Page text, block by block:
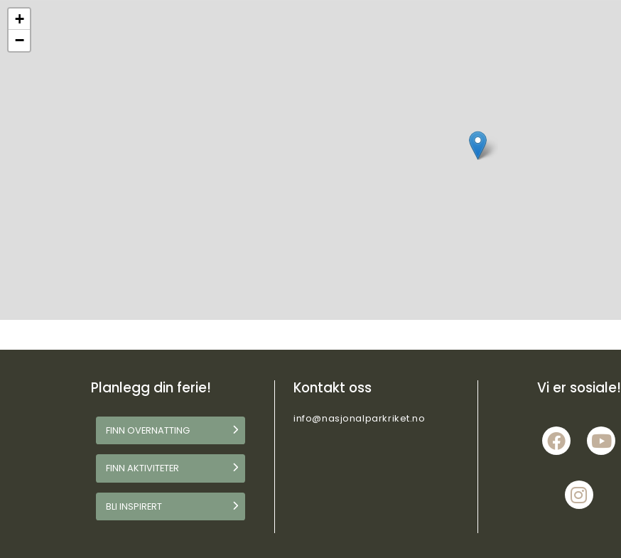
+
−
Planlegg din ferie!
FINN OVERNATTING
FINN AKTIVITETER
BLI INSPIRERT
Kontakt oss
info@nasjonalparkriket.no
Vi er sosiale!